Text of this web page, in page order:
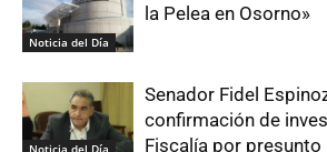
Noticia del Día
la Pelea en Osorno»
Noticia del Día
Senador Fidel
confirmación de
Fiscalía por